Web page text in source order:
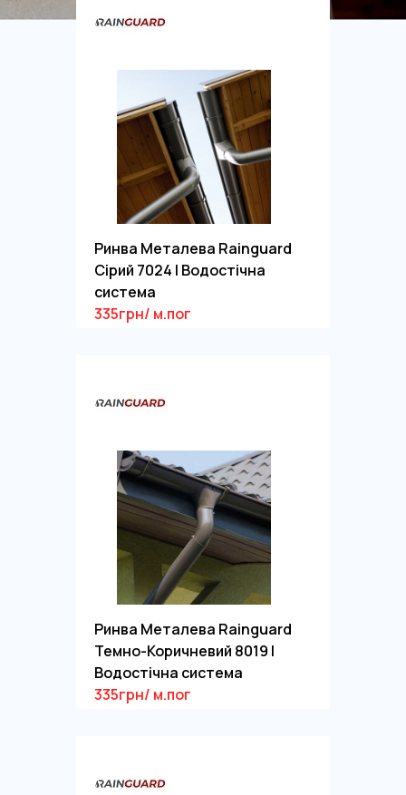
Ринва Металева Rainguard
Сірий 7024 | Водостічна
система
335грн/ м.пог
Ринва Металева Rainguard
Темно-Коричневий 8019 |
Водостічна система
335грн/ м.пог